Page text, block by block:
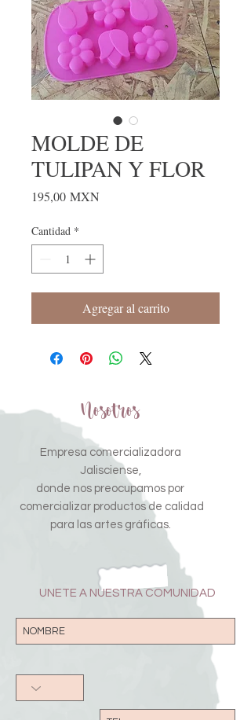
MOLDE DE
TULIPAN Y FLOR
195,00 MXN
Cantidad *
Agregar al carrito
Nosotros
Empresa comercializadora
Jalisciense,
donde nos preocupamos por
comercializar productos de calidad
para las artes gráficas.
UNETE A NUESTRA COMUNIDAD